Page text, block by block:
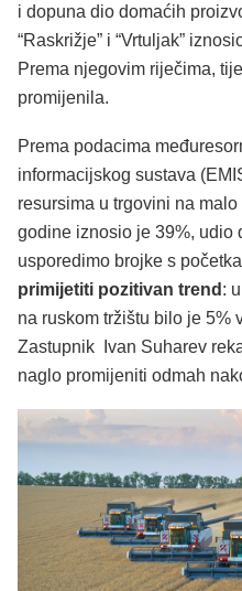
i dopuna dio domaćih
“Raskrižje” i “Vrtuljak”
Prema njegovim riječima,
promijenila.
Prema podacima
informacijskog sustava
resursima u trgovini na
godine iznosio je 39%, udio
usporedimo brojke s
primijetiti pozitivan trend :
na ruskom tržištu bilo je 5%
Zastupnik Ivan Suharev
naglo promijeniti odmah